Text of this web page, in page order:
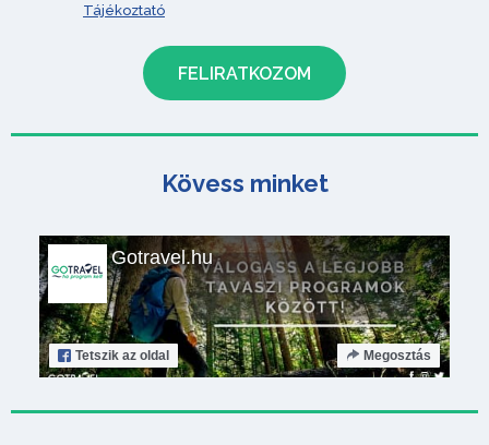
Tájékoztató
Kövess minket
Gotravel.hu
Tetszik az oldal Megosztás